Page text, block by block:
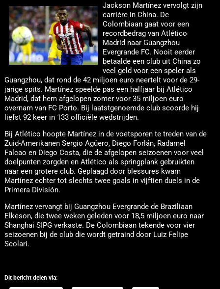
Jackson Martínez vervolgt zijn
carrière in China. De
Colombiaan gaat voor een
recordbedrag van Atlético
Madrid naar Guangzhou
Evergrande FC. Nooit eerder
betaalde een club uit China zo
veel geld voor een speler als
Guangzhou, dat rond de 42 miljoen euro neertelt voor de 29-
jarige spits. Martínez speelde pas een halfjaar bij Atlético
Madrid, dat hem afgelopen zomer voor 35 miljoen euro
overnam van FC Porto. Bij laatstgenoemde club scoorde hij
liefst 92 keer in 133 officiële wedstrijden.
Bij Atlético hoopte Martínez in de voetsporen te treden van de
Zuid-Amerikanen Sergio Agüero, Diego Forlán, Radamel
Falcao en Diego Costa, die de afgelopen seizoenen voor veel
doelpunten zorgden en Atlético als springplank gebruikten
naar een grotere club. Geplaagd door blessures kwam
Martínez echter tot slechts twee goals in vijftien duels in de
Primera División.
Martínez vervangt bij Guangzhou Evergrande de Braziliaan
Elkeson, die twee weken geleden voor 18,5 miljoen euro naar
Shanghai SIPG verkaste. De Colombiaan tekende voor vier
seizoenen bij de club die wordt getraind door Luiz Felipe
Scolari.
Dit bericht delen via: